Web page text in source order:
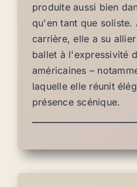
produite aussi bien
qu'en tant que soliste.
carrière, elle a su
ballet à l'expressivité
américaines –
laquelle elle réunit
présence scénique.